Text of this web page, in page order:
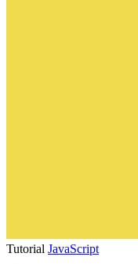
Tutorial JavaScript